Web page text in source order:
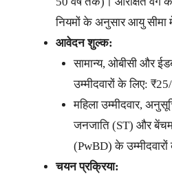
नियमों के अनुसार आयु सीमा
आवेदन शुल्क:
सामान्य, ओबीसी और
उम्मीदवारों के लिए:
महिला उम्मीदवार,
जनजाति (ST) और
(PwBD) के
चयन प्रक्रिया: